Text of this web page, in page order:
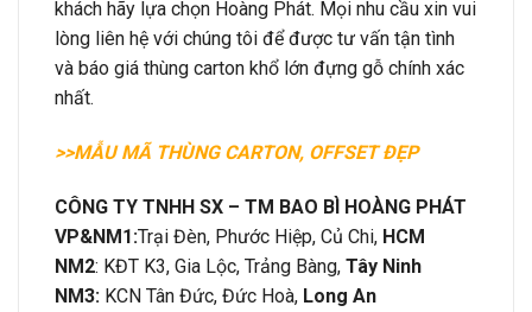
khách hãy lựa chọn Hoàng Phát. Mọi nhu cầu xin vui
lòng liên hệ với chúng tôi để được tư vấn tận tình
và báo giá thùng carton khổ lớn đựng gỗ chính xác
nhất.
>>MẪU MÃ THÙNG CARTON, OFFSET ĐẸP
CÔNG TY TNHH SX – TM BAO BÌ HOÀNG PHÁT
VP&NM1:Trại Đèn, Phước Hiệp, Củ Chi, HCM
NM2: KĐT K3, Gia Lộc, Trảng Bàng, Tây Ninh
NM3: KCN Tân Đức, Đức Hoà, Long An